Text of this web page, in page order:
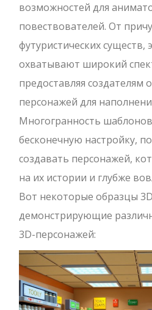
возможностей для
повествователей. От
футуристических
охватывают широкий
предоставляя
персонажей для
Многогранность
бесконечную настройку,
создавать персонажей,
на их истории и глубже
Вот некоторые образцы
демонстрирующие
3D-персонажей: